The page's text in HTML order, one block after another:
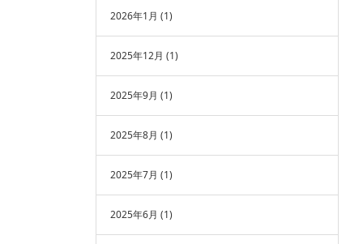
2026年1月 (1)
2025年12月 (1)
2025年9月 (1)
2025年8月 (1)
2025年7月 (1)
2025年6月 (1)